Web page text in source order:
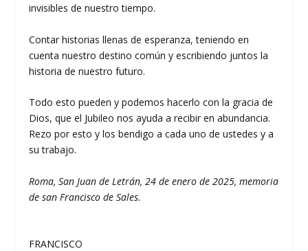
invisibles de nuestro tiempo.
Contar historias llenas de esperanza, teniendo en
cuenta nuestro destino común y escribiendo juntos la
historia de nuestro futuro.
Todo esto pueden y podemos hacerlo con la gracia de
Dios, que el Jubileo nos ayuda a recibir en abundancia.
Rezo por esto y los bendigo a cada uno de ustedes y a
su trabajo.
Roma, San Juan de Letrán, 24 de enero de 2025, memoria
de san Francisco de Sales.
FRANCISCO